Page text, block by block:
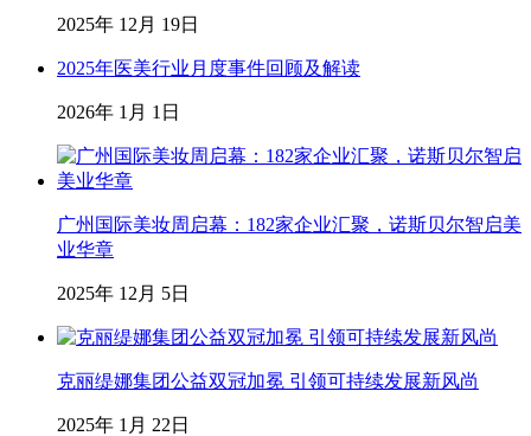
2025年 12月 19日
2025年医美行业月度事件回顾及解读
2026年 1月 1日
广州国际美妆周启幕：182家企业汇聚，诺斯贝尔智启美
业华章
2025年 12月 5日
克丽缇娜集团公益双冠加冕 引领可持续发展新风尚
2025年 1月 22日